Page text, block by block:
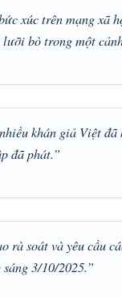
xúc trên mạng xã
bò trong một
khán giả Việt đã
đã phát.”
rà soát và yêu cầu
3/10/2025.”